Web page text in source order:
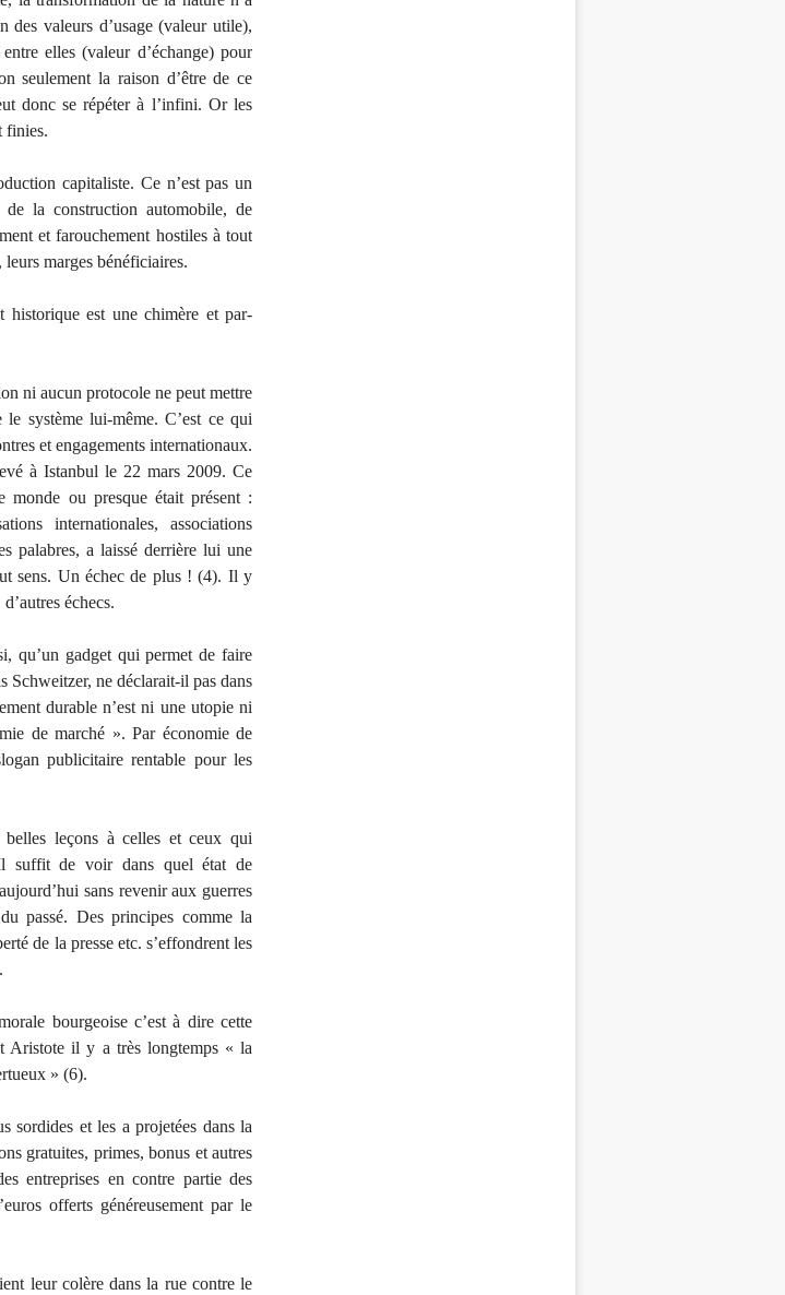
des valeurs d’usage (valeur utile),
elles (valeur d’échange) pour
seulement la raison d’être de ce
donc se répéter à l’infini. Or les
finies.
capitaliste. Ce n’est pas un
la construction automobile, de
et farouchement hostiles à tout
marges bénéficiaires.
historique est une chimère et par-
ni aucun protocole ne peut mettre
système lui-même. C’est ce qui
et engagements internationaux.
à Istanbul le 22 mars 2009. Ce
ou presque était présent :
internationales, associations
palabres, a laissé derrière lui une
sens. Un échec de plus ! (4). Il y
échecs.
qu’un gadget qui permet de faire
Schweitzer, ne déclarait-il pas dans
durable n’est ni une utopie ni
de marché ». Par économie de
publicitaire rentable pour les
leçons à celles et ceux qui
Il suffit de voir dans quel état de
sans revenir aux guerres
passé. Des principes comme la
de la presse etc. s’effondrent les
bourgeoise c’est à dire cette
Aristote il y a très longtemps « la
» (6).
sordides et les a projetées dans la
gratuites, primes, bonus et autres
entreprises en contre partie des
offerts généreusement par le
leur colère dans la rue contre le